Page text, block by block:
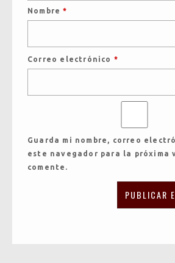
Nombre*
Correo electrónico *
Guarda mi nombre, correo
este navegador para la próxima
comente.